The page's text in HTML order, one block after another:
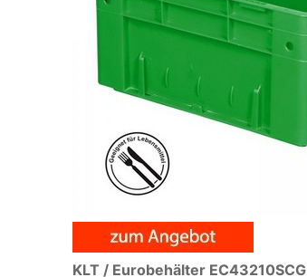
KLT / Eurobehälter EC43210SCG